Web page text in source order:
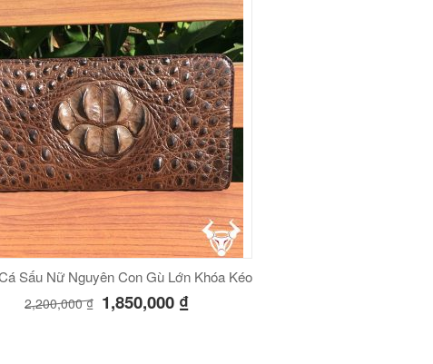
Sấu Nữ Nguyên Con Gù Lớn Khóa Kéo
2,200,000₫ 1,850,000 ₫